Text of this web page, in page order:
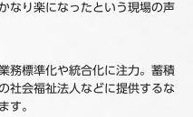
なり楽になったという現場の声
務標準化や統合化に注力。蓄積
社会福祉法人などに提供するな
す。